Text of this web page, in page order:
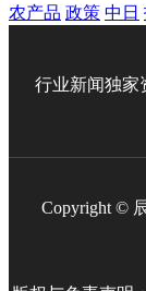
农产品 政策 中日
行业新闻独家
Copyright ©